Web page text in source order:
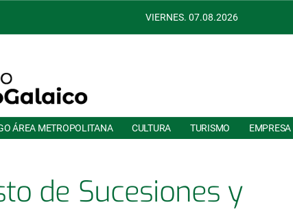
VIERNES. 07.08.2026
ÁREA METROPOLITANA CULTURA TURISMO EMPRESA
de Sucesiones y